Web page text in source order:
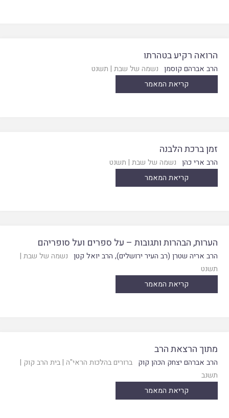
הרואה רקיע בטהרתו
הרב אברהם קוסמן נשמה של שבת | תשנט
קריאת המאמר
זמן ברכת הלבנה
הרב ארי כהן נשמה של שבת | תשנט
קריאת המאמר
הערות, הבהרות ותגובות – על ספרים ועל סופריהם
הרב אריה שטרן (רב העיר ירושלים), הרב יואל קטן נשמה של שבת |
תשנט
קריאת המאמר
מתוך הרצאת הרב
הרב אברהם יצחק הכהן קוק ברורים בהלכות הראי"ה |בית הרב קוק |
תשנב
קריאת המאמר